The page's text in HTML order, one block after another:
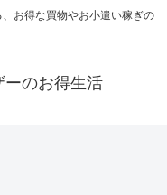
お得な買物やお小遣い稼ぎの
ーのお得生活